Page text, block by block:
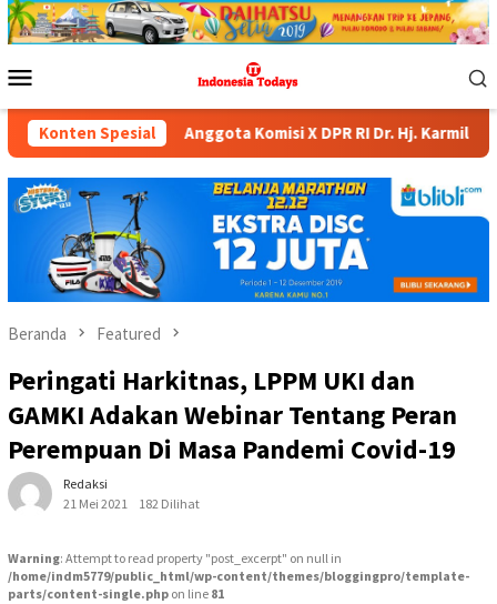
Loncat
ke
Mobile
Konten Spesial
RI Dr. Hj. Karmila Sari, S.Kom., M.M.; Sosok Bahlil
Beranda Featured
Peringati Harkitnas, LPPM UKI dan
GAMKI Adakan Webinar Tentang Peran
Perempuan Di Masa Pandemi Covid-19
Redaksi
21 Mei 2021
182 Dilihat
Warning: Attempt to read property "post_excerpt" on null in
/home/indm5779/public_html/wp-content/themes/bloggingpro/template-
parts/content-single.php on line 81